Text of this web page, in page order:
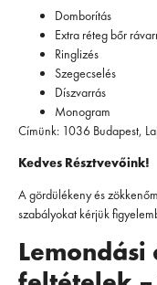
Domborítás
Extra réteg bőr
Ringlizés
Szegecselés
Díszvarrás
Monogram
Címünk: 1036 Budapest,
Kedves Résztvevőink!
A gördülékeny és
szabályokat kérjük
Lemondási